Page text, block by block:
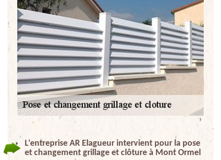
L’entreprise AR Elagueur intervient pour la pose
et changement grillage et clôture à Mont Ormel